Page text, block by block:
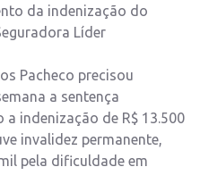
da indenização do
Líder
Pacheco precisou
a sentença
indenização de R$ 13.500
invalidez permanente,
pela dificuldade em